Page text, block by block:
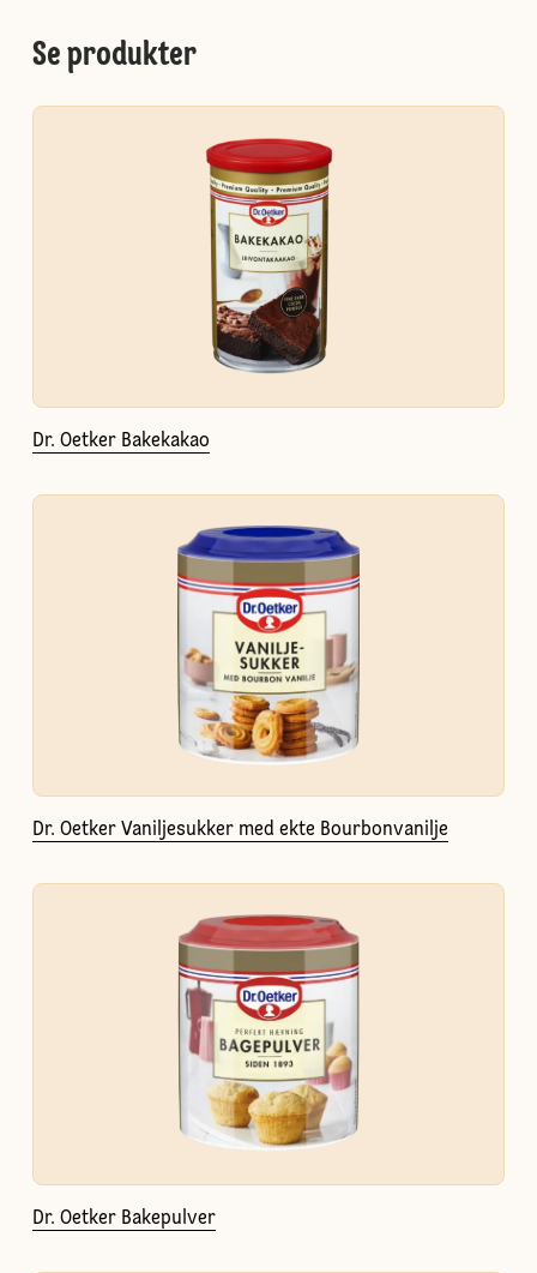
Se produkter
Dr. Oetker Bakekakao
Dr. Oetker Vaniljesukker med ekte Bourbonvanilje
Dr. Oetker Bakepulver